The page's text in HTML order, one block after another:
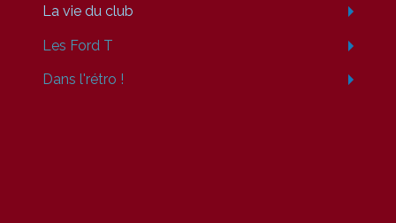
La vie du club
Les Ford T
Dans l'rétro !